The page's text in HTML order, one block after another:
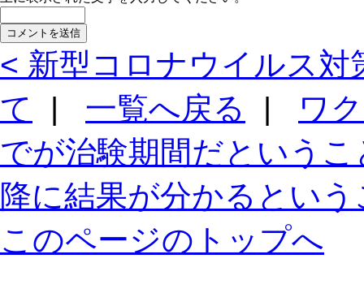
< 新型コロナウイルス
て
| 一覧へ戻る |
ワ
でが治験期間だという
降に結果が分かるとい
このページのトップへ